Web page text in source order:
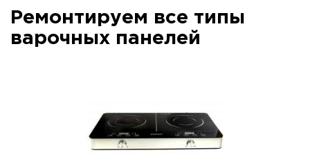
Ремонтируем все типы
варочных панелей